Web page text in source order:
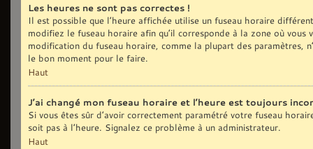
Les heures ne sont pas correctes !
Il est possible que l’heure affichée utilise un fuseau horaire
modifiez le fuseau horaire afin qu’il corresponde à la zone où
modification du fuseau horaire, comme la plupart des paramètres,
le bon moment pour le faire.
Haut
J’ai changé mon fuseau horaire et l’heure est toujours
Si vous êtes sûr d’avoir correctement paramétré votre fuseau
soit pas à l’heure. Signalez ce problème à un administrateur.
Haut